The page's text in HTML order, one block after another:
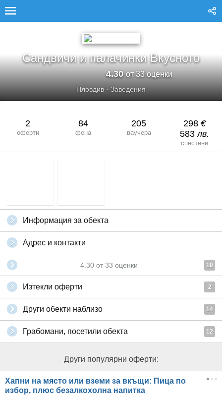
Сандвичи и палачинки Вкусното
4.30от 33 оценки
Пловдив· Заведения
2
оферти
84
фена
205
ваучера
298 €
583лв.
спестени
Информация за обекта
Адрес и контакти
4.30 от 33 оценки 10
Изтекли оферти 2
Други обекти наблизо 14
Грабомани, посетили обекта 12
Други популярни оферти:
Хапни на място или вземи за вкъщи: Пица по
избор, плюс безалкохолна напитка